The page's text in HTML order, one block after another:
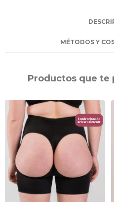
MÉTODOS Y
Productos que te